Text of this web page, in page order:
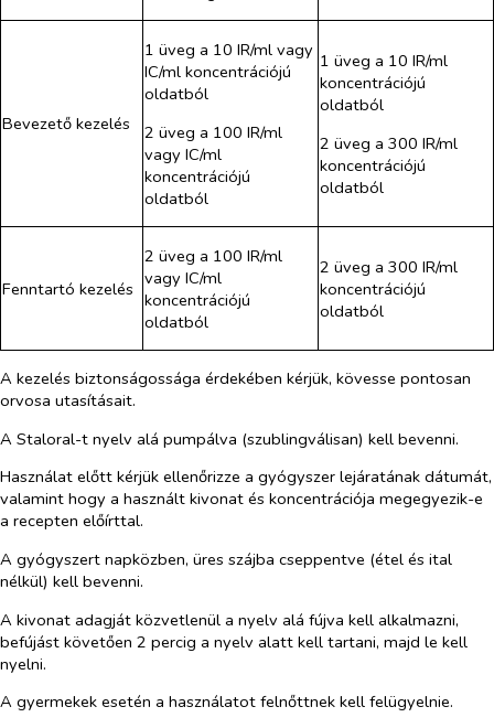
Bevezető kezelés
1 üveg a 10 IR/ml vagy
IC/ml koncentrációjú
oldatból
2 üveg a 100 IR/ml
vagy IC/ml
koncentrációjú
oldatból
1 üveg a 10 IR/ml
koncentrációjú
oldatból
2 üveg a 300 IR/ml
koncentrációjú
oldatból
Fenntartó kezelés
2 üveg a 100 IR/ml
vagy IC/ml
koncentrációjú
oldatból
2 üveg a 300 IR/ml
koncentrációjú
oldatból
A kezelés biztonságossága érdekében kérjük, kövesse pontosan
orvosa utasításait.
A Staloral-t nyelv alá pumpálva (szublingválisan) kell bevenni.
Használat előtt kérjük ellenőrizze a gyógyszer lejáratának dátumát,
valamint hogy a használt kivonat és koncentrációja megegyezik-e
a recepten előírttal.
A gyógyszert napközben, üres szájba cseppentve (étel és ital
nélkül) kell bevenni.
A kivonat adagját közvetlenül a nyelv alá fújva kell alkalmazni,
befújást követően 2 percig a nyelv alatt kell tartani, majd le kell
nyelni.
A gyermekek esetén a használatot felnőttnek kell felügyelnie.